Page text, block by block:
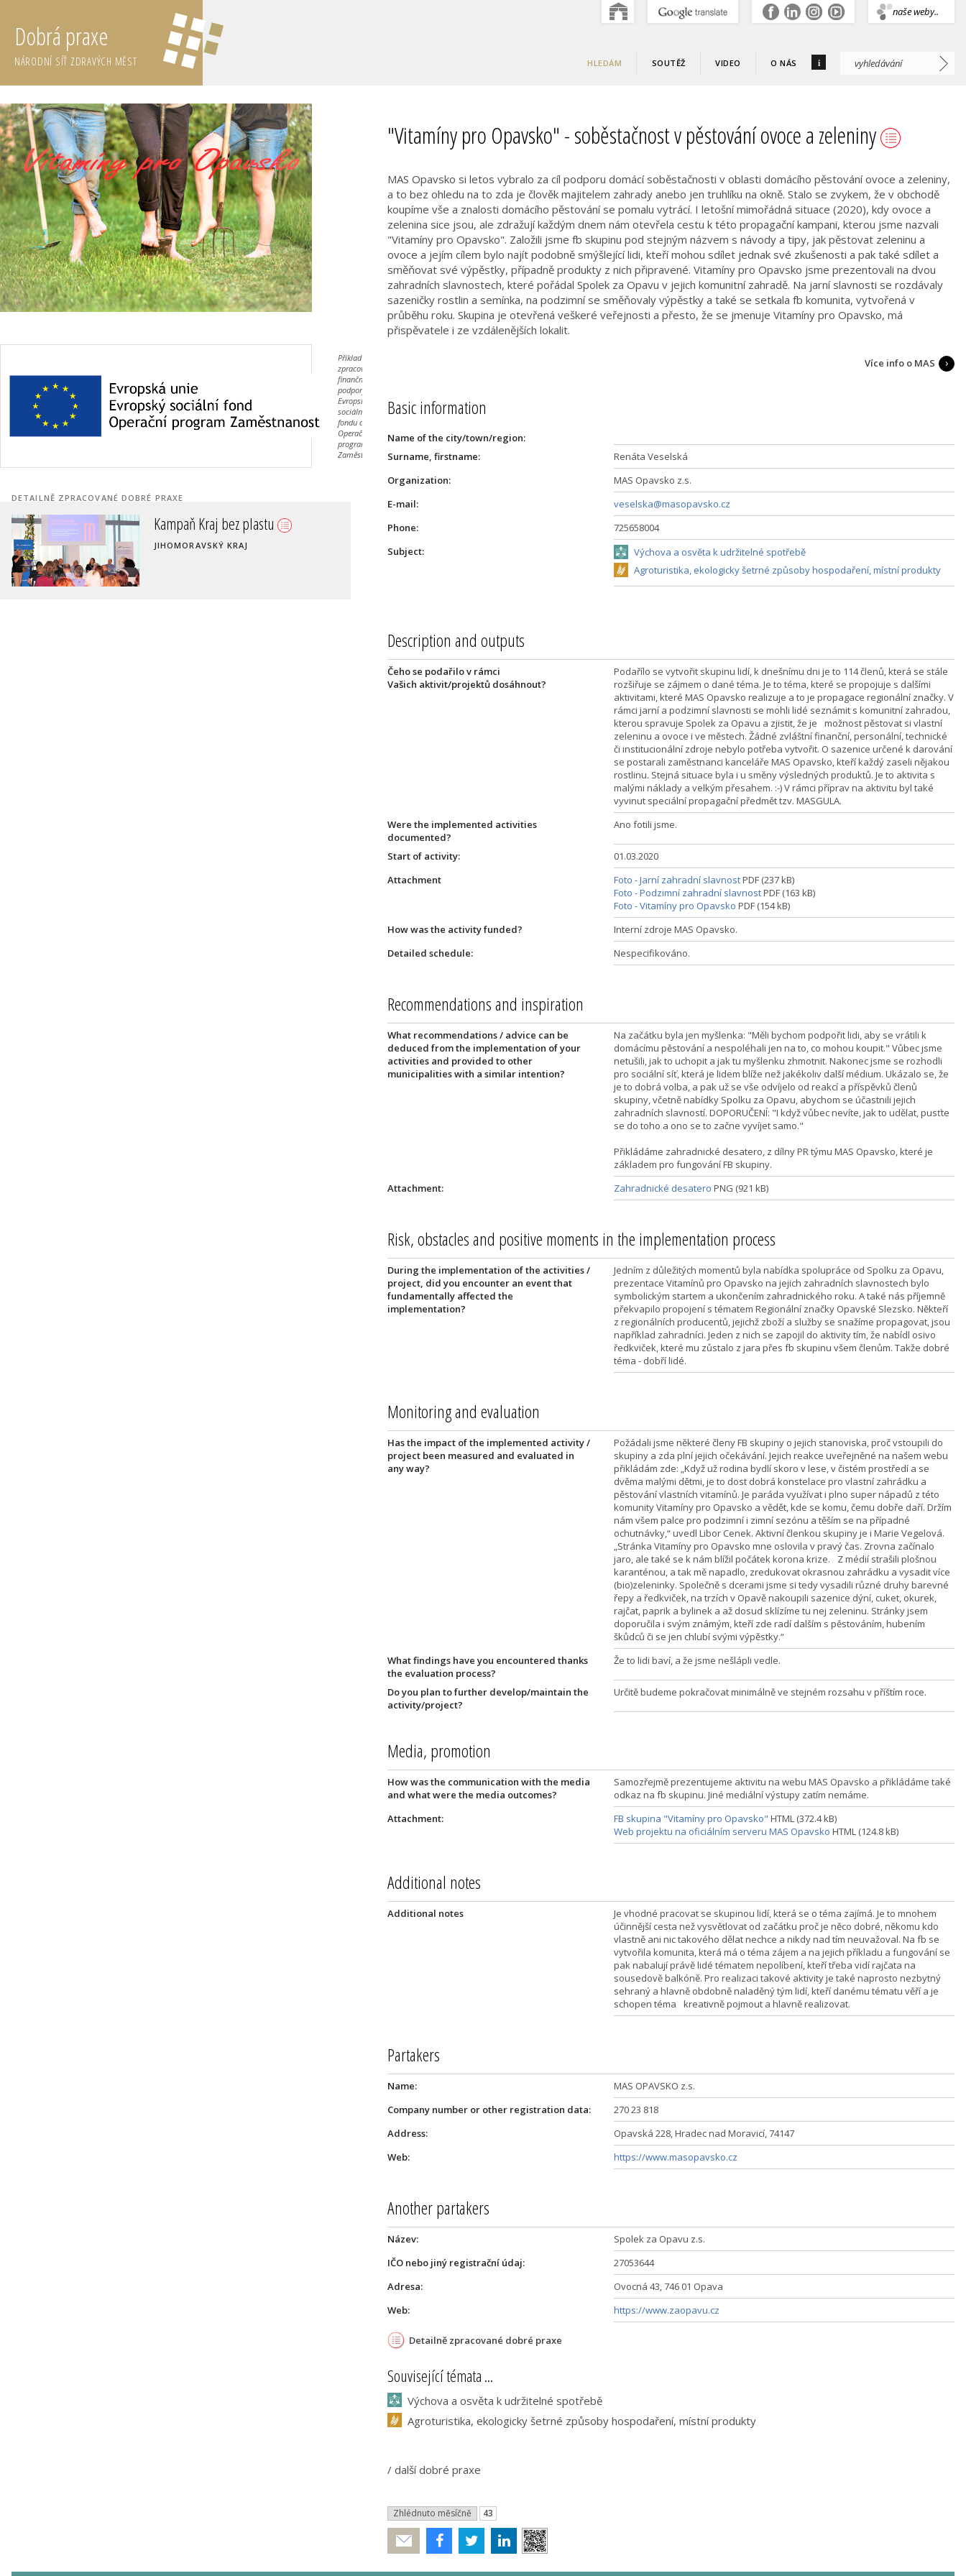
naše weby..
.
Dobrá praxe
NÁRODNÍ SÍŤ ZDRAVÝCH MĚST HLEDÁM SOUTĚŽ VIDEO O NÁS i
Příklad byl
zpracován za
finanční
podpory
Evropského
sociálního
fondu a
Operačního
programu
Zaměstnanost.
DETAILNĚ ZPRACOVANÉ DOBRÉ PRAXE
Nakládání s biologicky
rozložitelným odpadem
"Vitamíny pro Opavsko" - soběstačnost v pěstování ovoce a zeleniny
MAS Opavsko si letos vybralo za cíl podporu domácí soběstačnosti v oblasti domácího pěstování ovoce a zeleniny,
a to bez ohledu na to zda je člověk majitelem zahrady anebo jen truhlíku na okně. Stalo se zvykem, že v obchodě
koupíme vše a znalosti domácího pěstování se pomalu vytrácí. I letošní mimořádná situace (2020), kdy ovoce a
zelenina sice jsou, ale zdražují každým dnem nám otevřela cestu k této propagační kampani, kterou jsme nazvali
"Vitamíny pro Opavsko". Založili jsme fb skupinu pod stejným názvem s návody a tipy, jak pěstovat zeleninu a
ovoce a jejím cílem bylo najít podobně smýšlející lidi, kteří mohou sdílet jednak své zkušenosti a pak také sdílet a
směňovat své výpěstky, případně produkty z nich připravené. Vitamíny pro Opavsko jsme prezentovali na dvou
zahradních slavnostech, které pořádal Spolek za Opavu v jejich komunitní zahradě. Na jarní slavnosti se rozdávaly
sazeničky rostlin a semínka, na podzimní se směňovaly výpěstky a také se setkala fb komunita, vytvořená v
průběhu roku. Skupina je otevřená veškeré veřejnosti a přesto, že se jmenuje Vitamíny pro Opavsko, má
přispěvatele i ze vzdálenějších lokalit.
Více info o MAS
Basic information
Name of the city/town/region:
Surname, firstname:
Renáta Veselská
Organization:
MAS Opavsko z.s.
E-mail:
veselska@masopavsko.cz
Phone:
725658004
Subject:
Výchova a osvěta k udržitelné spotřebě
Agroturistika, ekologicky šetrné způsoby hospodaření, místní produkty
Description and outputs
Čeho se podařilo v rámci
Vašich aktivit/projektů dosáhnout?
Podařílo se vytvořit skupinu lidí, k dnešnímu dni je to 114 členů, která se stále
rozšiřuje se zájmem o dané téma. Je to téma, které se propojuje s dalšími
aktivitami, které MAS Opavsko realizuje a to je propagace regionální značky. V
rámci jarní a podzimní slavnosti se mohli lidé seznámit s komunitní zahradou,
kterou spravuje Spolek za Opavu a zjistit, že je možnost pěstovat si vlastní
zeleninu a ovoce i ve městech. Žádné zvláštní finanční, personální, technické
či institucionální zdroje nebylo potřeba vytvořit. O sazenice určené k darování
se postarali zaměstnanci kanceláře MAS Opavsko, kteří každý zaseli nějakou
rostlinu. Stejná situace byla i u směny výsledných produktů. Je to aktivita s
malými náklady a velkým přesahem. :-) V rámci příprav na aktivitu byl také
vyvinut speciální propagační předmět tzv. MASGULA.
Were the implemented activities
documented?
Ano fotili jsme.
Start of activity:
01.03.2020
Attachment
Foto - Jarní zahradní slavnostPDF (237 kB)
Foto - Podzimní zahradní slavnostPDF (163 kB)
Foto - Vitamíny pro Opavsko PDF (154 kB)
How was the activity funded?
Interní zdroje MAS Opavsko.
Detailed schedule:
Nespecifikováno.
Recommendations and inspiration
What recommendations / advice can be
deduced from the implementation of your
activities and provided to other
municipalities with a similar intention?
Na začátku byla jen myšlenka: "Měli bychom podpořit lidi, aby se vrátili k
domácímu pěstování a nespoléhali jen na to, co mohou koupit." Vůbec jsme
netušili, jak to uchopit a jak tu myšlenku zhmotnit. Nakonec jsme se rozhodli
pro sociální síť, která je lidem blíže než jakékoliv další médium. Ukázalo se, že
je to dobrá volba, a pak už se vše odvíjelo od reakcí a příspěvků členů
skupiny, včetně nabídky Spolku za Opavu, abychom se účastnili jejich
zahradních slavností. DOPORUČENÍ: "I když vůbec nevíte, jak to udělat, pusťte
se do toho a ono se to začne vyvíjet samo."
Přikládáme zahradnické desatero, z dílny PR týmu MAS Opavsko, které je
základem pro fungování FB skupiny.
Attachment:
Zahradnické desatero PNG (921 kB)
Risk, obstacles and positive moments in the implementation process
During the implementation of the activities /
project, did you encounter an event that
fundamentally affected the
implementation?
Jedním z důležitých momentů byla nabídka spolupráce od Spolku za Opavu,
prezentace Vitamínů pro Opavsko na jejich zahradních slavnostech bylo
symbolickým startem a ukončením zahradnického roku. A také nás příjemně
překvapilo propojení s tématem Regionální značky Opavské Slezsko. Někteří
z regionálních producentů, jejichž zboží a služby se snažíme propagovat, jsou
například zahradníci. Jeden z nich se zapojil do aktivity tím, že nabídl osivo
ředkviček, které mu zůstalo z jara přes fb skupinu všem členům. Takže dobré
téma - dobří lidé.
Monitoring and evaluation
Has the impact of the implemented activity /
project been measured and evaluated in
any way?
Požádali jsme některé členy FB skupiny o jejich stanoviska, proč vstoupili do
skupiny a zda plní jejich očekávání. Jejich reakce uveřejněné na našem webu
přikládám zde: „Když už rodina bydlí skoro v lese, v čistém prostředí a se
dvěma malými dětmi, je to dost dobrá konstelace pro vlastní zahrádku a
pěstování vlastních vitamínů. Je paráda využívat i plno super nápadů z této
komunity Vitamíny pro Opavsko a vědět, kde se komu, čemu dobře daří. Držím
nám všem palce pro podzimní i zimní sezónu a těším se na případné
ochutnávky,“ uvedl Libor Cenek. Aktivní členkou skupiny je i Marie Vegelová.
„Stránka Vitamíny pro Opavsko mne oslovila v pravý čas. Zrovna začínalo
jaro, ale také se k nám blížil počátek korona krize. Z médií strašili plošnou
karanténou, a tak mě napadlo, zredukovat okrasnou zahrádku a vysadit více
(bio)zeleninky. Společně s dcerami jsme si tedy vysadili různé druhy barevné
řepy a ředkviček, na trzích v Opavě nakoupili sazenice dýní, cuket, okurek,
rajčat, paprik a bylinek a až dosud sklízíme tu nej zeleninu. Stránky jsem
doporučila i svým známým, kteří zde radí dalším s pěstováním, hubením
škůdců či se jen chlubí svými výpěstky.“
What findings have you encountered thanks
the evaluation process?
Že to lidi baví, a že jsme nešlápli vedle.
Do you plan to further develop/maintain the
activity/project?
Určitě budeme pokračovat minimálně ve stejném rozsahu v příštím roce.
Media, promotion
How was the communication with the media
and what were the media outcomes?
Samozřejmě prezentujeme aktivitu na webu MAS Opavsko a přikládáme také
odkaz na fb skupinu. Jiné mediální výstupy zatím nemáme.
Attachment:
FB skupina "Vitamíny pro Opavsko" HTML (372.4 kB)
Web projektu na oficiálním serveru MAS Opavsko HTML (124.8 kB)
Additional notes
Additional notes
Je vhodné pracovat se skupinou lidí, která se o téma zajímá. Je to mnohem
účinnější cesta než vysvětlovat od začátku proč je něco dobré, někomu kdo
vlastně ani nic takového dělat nechce a nikdy nad tím neuvažoval. Na fb se
vytvořila komunita, která má o téma zájem a na jejich příkladu a fungování se
pak nabalují právě lidé tématem nepolíbení, kteří třeba vidí rajčata na
sousedově balkóně. Pro realizaci takové aktivity je také naprosto nezbytný
sehraný a hlavně obdobně naladěný tým lidí, kteří danému tématu věří a je
schopen téma kreativně pojmout a hlavně realizovat.
Partakers
Name:
MAS OPAVSKO z.s.
Company number or other registration data:
270 23 818
Address:
Opavská 228, Hradec nad Moravicí, 74147
Web:
https://www.masopavsko.cz
Another partakers
Název:
Spolek za Opavu z.s.
IČO nebo jiný registrační údaj:
27053644
Adresa:
Ovocná 43, 746 01 Opava
Web:
https://www.zaopavu.cz
Detailně zpracované dobré praxe
Související témata ...
Výchova a osvěta k udržitelné spotřebě
Agroturistika, ekologicky šetrné způsoby hospodaření, místní produkty
/ další dobré praxe
Zhlédnuto měsíčně 43
Poslat